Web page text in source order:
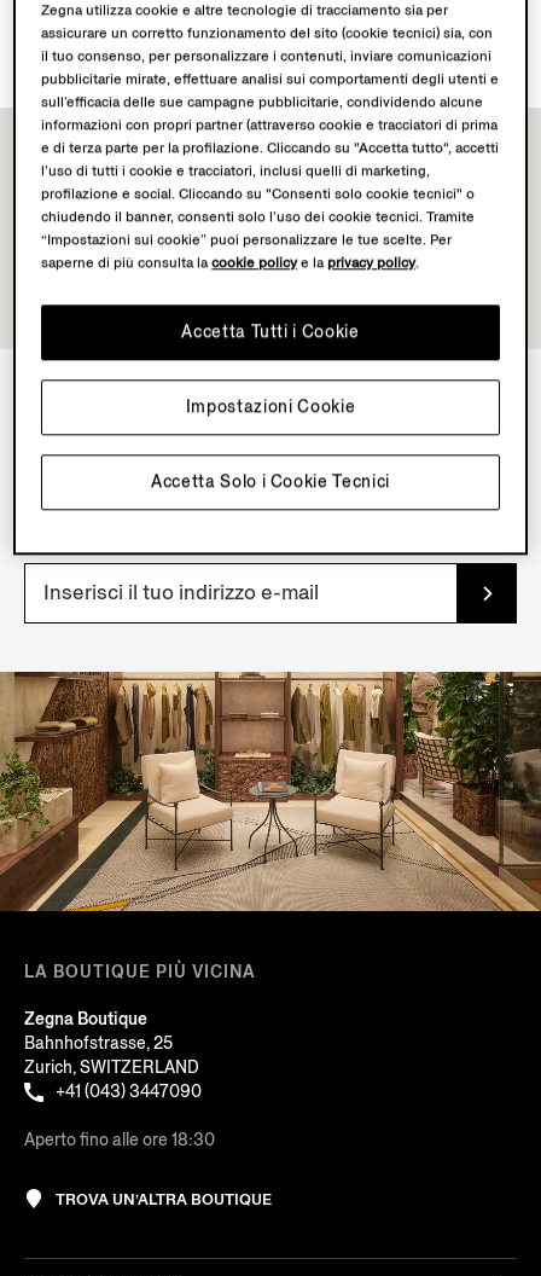
SERVIZI DISPONIBILI
Spedizione in boutique non disponibile.
NEWSLETTER
Iscriviti alla nostra newsletter per accedere in esclusiva
a contenuti, offerte, servizi e prodotti in anteprima.
LA BOUTIQUE PIÙ VICINA
Zegna Boutique
Bahnhofstrasse, 25
Zurich, SWITZERLAND
+41 (043) 3447090
Aperto fino alle ore 18:30
TROVA UN’ALTRA BOUTIQUE
Zegna utilizza cookie e altre tecnologie di tracciamento sia per
assicurare un corretto funzionamento del sito (cookie tecnici) sia, con
il tuo consenso, per personalizzare i contenuti, inviare comunicazioni
pubblicitarie mirate, effettuare analisi sui comportamenti degli utenti e
sull’efficacia delle sue campagne pubblicitarie, condividendo alcune
informazioni con propri partner (attraverso cookie e tracciatori di prima
e di terza parte per la profilazione. Cliccando su "Accetta tutto", accetti
l’uso di tutti i cookie e tracciatori, inclusi quelli di marketing,
profilazione e social. Cliccando su "Consenti solo cookie tecnici" o
chiudendo il banner, consenti solo l’uso dei cookie tecnici. Tramite
“Impostazioni sui cookie” puoi personalizzare le tue scelte. Per
saperne di più consulta lacookie policye laprivacy policy.
Accetta Solo i Cookie Tecnici
Accetta Tutti i Cookie
Impostazioni Cookie